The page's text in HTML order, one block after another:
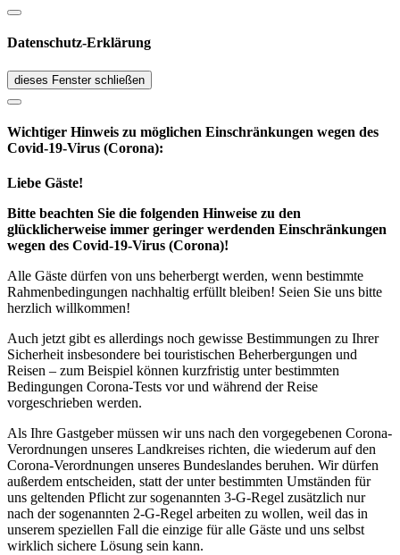
Datenschutz-Erklärung
dieses Fenster schließen
Wichtiger Hinweis zu möglichen Ein­schränk­ungen wegen des
Covid-19-Virus (Corona):
Liebe Gäste!
Bitte beachten Sie die folgenden Hinweise zu den
glücklicherweise immer geringer werdenden Einschränkungen
wegen des Covid-19-Virus (Corona)!
Alle Gäste dürfen von uns beherbergt werden, wenn bestimmte
Rahmenbedingungen nachhaltig erfüllt bleiben! Seien Sie uns bitte
herzlich willkommen!
Auch jetzt gibt es allerdings noch gewisse Bestimmungen zu Ihrer
Sicherheit insbesondere bei touristischen Beherbergungen und
Reisen – zum Beispiel können kurzfristig unter bestimmten
Bedingungen Corona-Tests vor und während der Reise
vorgeschrieben werden.
Als Ihre Gastgeber müssen wir uns nach den vorgegebenen Corona-
Verordnungen unseres Landkreises richten, die wiederum auf den
Corona-Verordnungen unseres Bundeslandes beruhen. Wir dürfen
außerdem entscheiden, statt der unter bestimmten Umständen für
uns geltenden Pflicht zur sogenannten 3-G-Regel zusätzlich nur
nach der sogenannten 2-G-Regel arbeiten zu wollen, weil das in
unserem speziellen Fall die einzige für alle Gäste und uns selbst
wirklich sichere Lösung sein kann.